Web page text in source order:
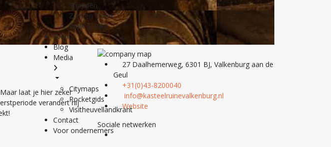
Shoppen
Zien en Doen
Walk & Bike
Events
Blog
Media
Citymaps
Pocketgids
Visitheuvellandkrant
Contact
Voor ondernemers
laat je hier zeker
verandert hij
27 Daalhemerweg, 6301 BJ, Valkenburg aan de
Geul
+31(0)43-8200040
info@kasteelruinevalkenburg.nl
Website
Sociale netwerken